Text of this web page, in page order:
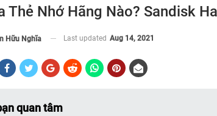
Thẻ Nhớ Hãng Nào? Sandisk
Hữu Nghĩa Last updated Aug 14, 2021
quan tâm